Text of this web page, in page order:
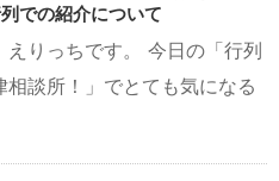
での紹介について
えりっちです。 今日の「行列
相談所！」でとても気になる